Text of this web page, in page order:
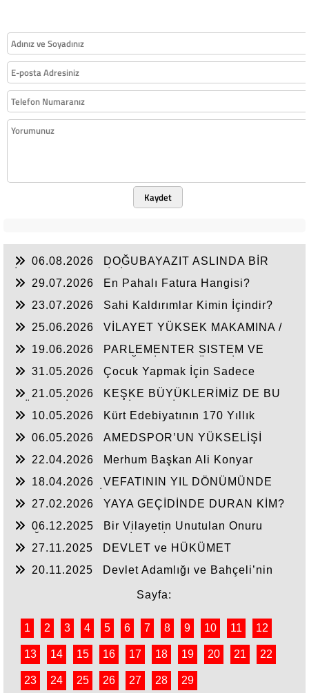
Kaydet
06.08.2026
DOĞUBAYAZIT ASLINDA BİR
29.07.2026
En Pahalı Fatura Hangisi?
23.07.2026
Sahi Kaldırımlar Kimin İçindir?
25.06.2026
VİLAYET YÜKSEK MAKAMINA /
19.06.2026
PARLEMENTER SISTEM VE
DEĞERLENDIRME
31.05.2026
Çocuk Yapmak İçin Sadece
21.05.2026
KEŞKE BÜYÜKLERİMİZ DE BU
10.05.2026
Kürt Edebiyatının 170 Yıllık
06.05.2026
AMEDSPOR’UN YÜKSELİŞİ
22.04.2026
Merhum Başkan Ali Konyar
18.04.2026
VEFATININ YIL DÖNÜMÜNDE
27.02.2026
YAYA GEÇİDİNDE DURAN KİM?
06.12.2025
Bir Vilayetin Unutulan Onuru
27.11.2025
DEVLET ve HÜKÜMET
20.11.2025
Devlet Adamlığı ve Bahçeli’nin
Sayfa:
1 2 3 4 5 6 7 8 9 10 11 12
13 14 15 16 17 18 19 20 21 22
23 24 25 26 27 28 29